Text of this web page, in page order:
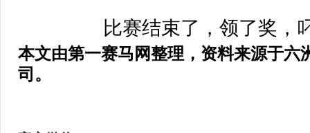
比赛结束了，领了奖，
本文由第一赛马网整理，资料来源于六
司。